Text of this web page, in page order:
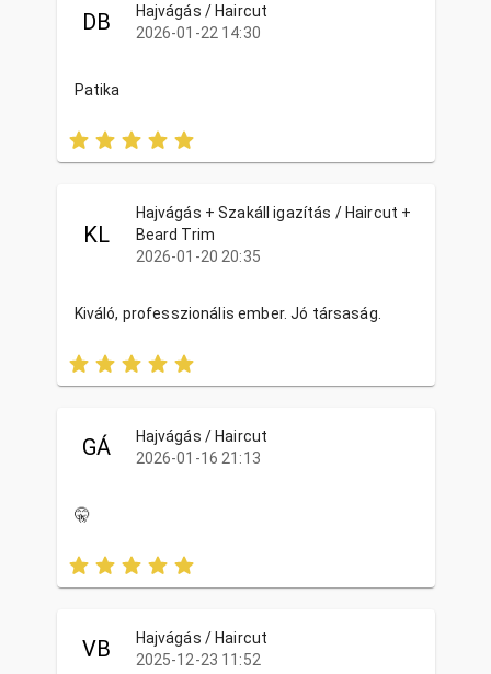
DB
Hajvágás / Haircut
2026-01-22 14:30
Patika
KL
Hajvágás + Szakáll igazítás / Haircut +
Beard Trim
2026-01-20 20:35
Kiváló, professzionális ember. Jó társaság.
GÁ
Hajvágás / Haircut
2026-01-16 21:13
🤫
VB
Hajvágás / Haircut
2025-12-23 11:52